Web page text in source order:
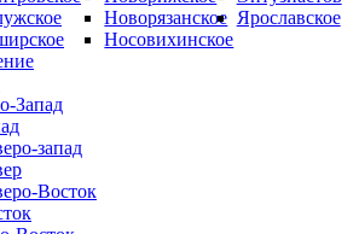
Новорязанское
Носовихинское
Ярославское
Запад
запад
Восток